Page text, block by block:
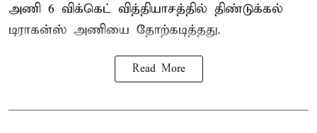
அணி 6 விக்கெட் வித்தியாசத்தில் திண்டுக்கல்
டிராகன்ஸ் அணியை தோற்கடித்தது.
Read More